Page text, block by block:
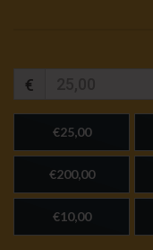
€
€25,00
€200,00
€10,00